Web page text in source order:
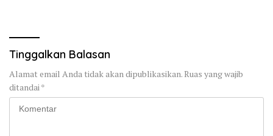
Tinggalkan Balasan
Alamat email Anda tidak akan dipublikasikan.Ruas yang wajib
ditandai*